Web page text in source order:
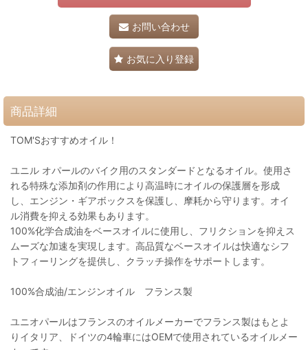
お問い合わせ
お気に入り登録
商品詳細
TOM'Sおすすめオイル！
ユニル オパールのバイク用のスタンダードとなるオイル。使用さ
れる特殊な添加剤の作用により高温時にオイルの保護層を形成
し、エンジン・ギアボックスを保護し、摩耗から守ります。オイ
ル消費を抑える効果もあります。
100%化学合成油をベースオイルに使用し、フリクションを抑えス
ムーズな加速を実現します。高品質なベースオイルは快適なシフ
トフィーリングを提供し、クラッチ操作をサポートします。
100%合成油/エンジンオイル フランス製
ユニオパールはフランスのオイルメーカーでフランス製はもとよ
りイタリア、ドイツの4輪車にはOEMで使用されているオイルメー